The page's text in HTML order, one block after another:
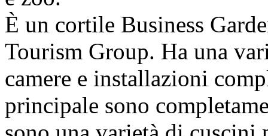
È un cortile Business
Tourism Group. Ha una
camere e installazioni
principale sono